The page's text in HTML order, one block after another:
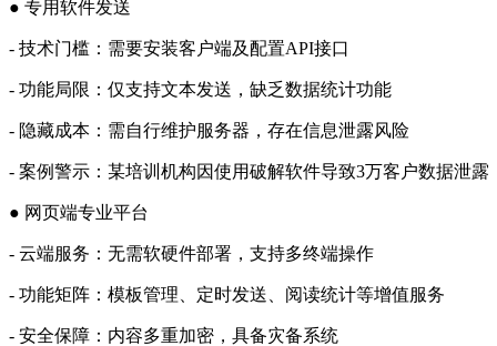
● 专用软件发送
- 技术门槛：需要安装客户端及配置API接口
- 功能局限：仅支持文本发送，缺乏数据统计功能
- 隐藏成本：需自行维护服务器，存在信息泄露风险
- 案例警示：某培训机构因使用破解软件导致3万客户数据泄露
● 网页端专业平台
- 云端服务：无需软硬件部署，支持多终端操作
- 功能矩阵：模板管理、定时发送、阅读统计等增值服务
- 安全保障：内容多重加密，具备灾备系统